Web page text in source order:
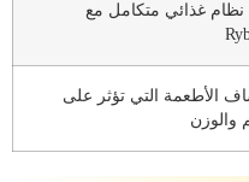
نظام غذائي متكامل مع
الأطعمة التي تؤثر على
والوزن